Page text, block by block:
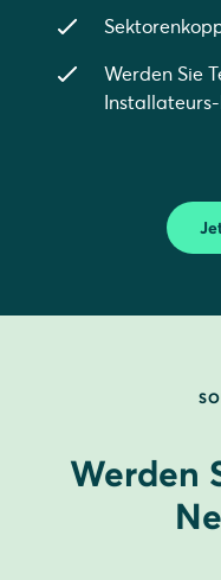
Werden Sie
Werden